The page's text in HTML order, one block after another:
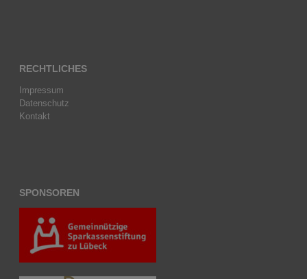
RECHTLICHES
Impressum
Datenschutz
Kontakt
SPONSOREN